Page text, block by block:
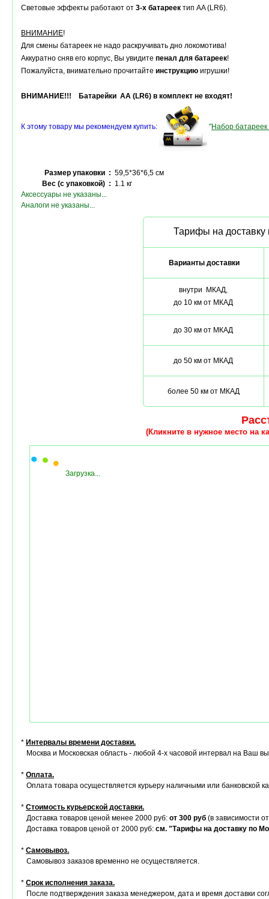
Световые эффекты работают от 3-х батареек тип AA (LR6).
ВНИМАНИЕ!
Для смены батареек не надо раскручивать дно локомотива!
Аккуратно сняв его корпус, Вы увидите пенал для батареек!
Пожалуйста, внимательно прочитайте инструкцию игрушки!
ВНИМАНИЕ!!! Батарейки AA (LR6) в комплект не входят!
К этому товару мы рекомендуем купить: "Набор батареек
Размер упаковки : 59,5*36*6,5 см
Вес (с упаковкой) : 1.1 кг
Аксессуары не указаны...
Аналоги не указаны...
Тарифы на доставку
Варианты доставки
внутри МКАД,
до 10 км от МКАД
до 30 км от МКАД
до 50 км от МКАД
более 50 км от МКАД
(Кликните в нужное место на
Загрузка...
* Интервалы времени доставки.
Москва и Московская область - любой 4-х часовой интервал на Ваш
* Оплата.
Оплата товара осуществляется курьеру наличными или банковской
* Стоимость курьерской доставки.
Доставка товаров ценой менее 2000 руб: от 300 руб (в зависимости
Доставка товаров ценой от 2000 руб: см. "Тарифы на доставку по
* Самовывоз.
Самовывоз заказов временно не осуществляется.
* Срок исполнения заказа.
После подтверждения заказа менеджером, дата и время доставки